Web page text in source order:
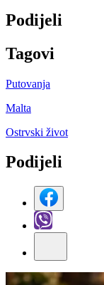
Podijeli
Tagovi
Putovanja
Malta
Ostrvski život
Podijeli